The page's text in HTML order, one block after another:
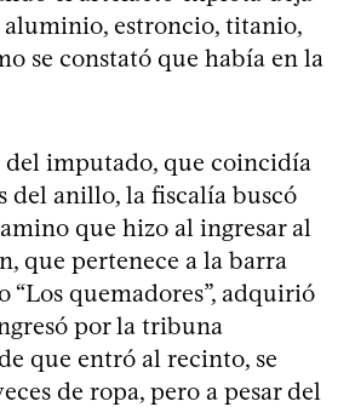
aluminio, estroncio, titanio,
se constató que había en la
imputado, que coincidía
del anillo, la fiscalía buscó
que hizo al ingresar al
que pertenece a la barra
“Los quemadores”, adquirió
por la tribuna
que entró al recinto, se
de ropa, pero a pesar del